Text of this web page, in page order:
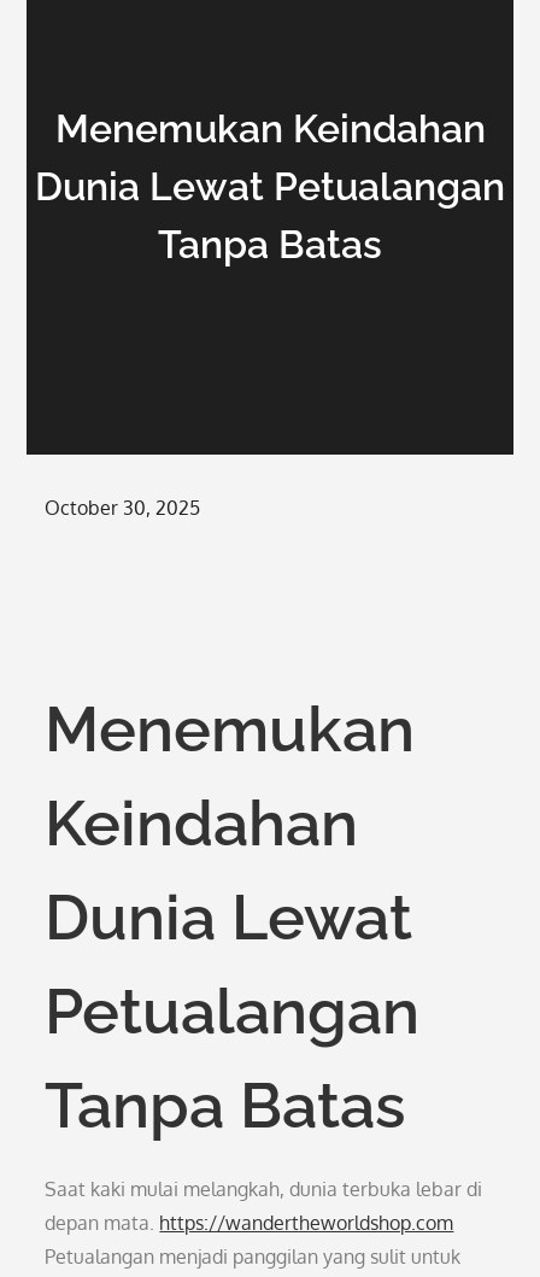
Menemukan Keindahan
Dunia Lewat Petualangan
Tanpa Batas
Posted
October 30, 2025
Menemukan
Keindahan
Dunia Lewat
Petualangan
Tanpa Batas
Saat kaki mulai melangkah, dunia terbuka lebar di
depan mata. https://wandertheworldshop.com
Petualangan menjadi panggilan yang sulit untuk